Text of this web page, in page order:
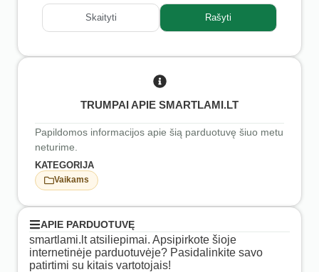
Skaityti Rašyti
TRUMPAI APIE SMARTLAMI.LT
Papildomos informacijos apie šią parduotuvę šiuo metu
neturime.
KATEGORIJA
Vaikams
APIE PARDUOTUVĘ
smartlami.lt atsiliepimai. Apsipirkote šioje
internetinėje parduotuvėje? Pasidalinkite savo
patirtimi su kitais vartotojais!